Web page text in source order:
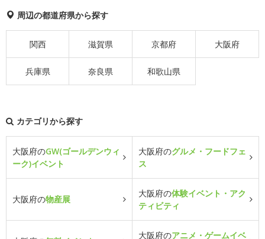
周辺の都道府県から探す
関西 滋賀県 京都府 大阪府
兵庫県 奈良県 和歌山県
カテゴリから探す
大阪府のGW(ゴールデンウィ
ーク)イベント
大阪府のグルメ・フードフェ
ス
大阪府の物産展
大阪府の体験イベント・アク
ティビティ
大阪府のアニメ・ゲームイベ